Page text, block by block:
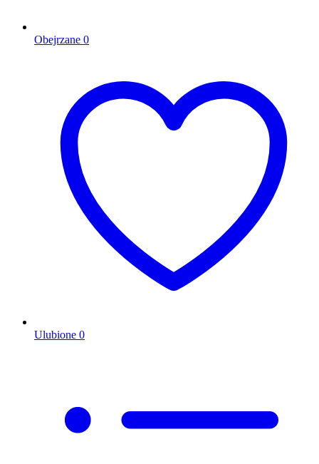
Obejrzane 0
Ulubione 0